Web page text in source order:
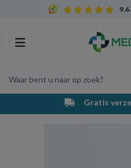
9.6
Toggle navigation
Waar bent u naar op zoek?
Winkelwagen
Gratis